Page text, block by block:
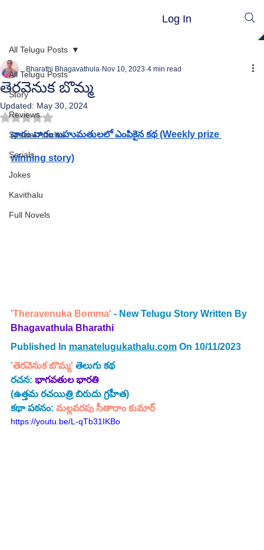
Log In
All Telugu Posts
Story
Reviews
Special Articles
Serials
Jokes
Kavithalu
Full Novels
All Telugu Posts
తెరవెనుక బొమ్మ
Bharathi Bhagavathula Nov 10, 2023 4 min read
Updated: May 30, 2024
Rated NaN out of 5 stars.
వారం వారం బహుమతులలో ఎంపికైన కథ (Weekly prize
winning story)
'Theravenuka Bomma' - New Telugu Story Written By
Bhagavathula Bharathi
Published In manatelugukathalu.com On 10/11/2023
'తెరవెనుక బొమ్మ' తెలుగు కథ
రచన: భాగవతుల భారతి
(ఉత్తమ రచయిత్రి బిరుదు గ్రహీత)
కథా పఠనం: మల్లవరపు సీతారాం కుమార్
https://youtu.be/L-qTb31IKBo